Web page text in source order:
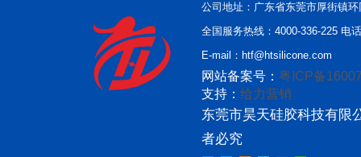
公司地址：广东省东莞市厚街镇
全国服务热线：4000-336-225 电
E-mail：htf@htsilicone.com
网站备案号： 粤ICP备
支持： 给力营销
东莞市昊天硅胶科技有限
者必究